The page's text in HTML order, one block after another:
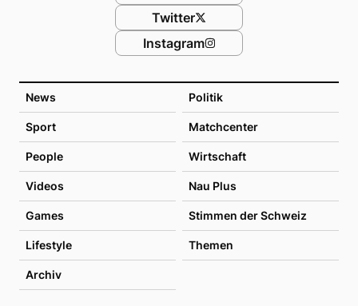
News Politik
Sport Matchcenter
People Wirtschaft
Videos Nau Plus
Games Stimmen der Schweiz
Lifestyle Themen
Archiv
Twitter
Instagram